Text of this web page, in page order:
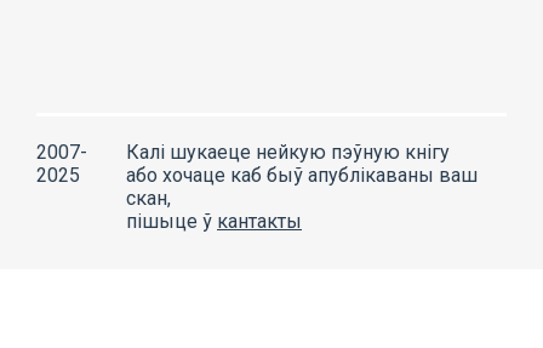
2007-
2025
Калі шукаеце нейкую пэўную кнігу
або хочаце каб быў апублікаваны ваш
скан,
пішыце ў кантакты